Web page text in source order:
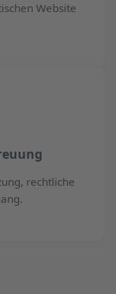
Website
rechtliche